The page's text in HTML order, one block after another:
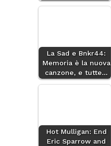
La Sad e Bnkr44:
Memoria è la nuova
canzone, e tutte…
Hot Mulligan: End
Eric Sparrow and